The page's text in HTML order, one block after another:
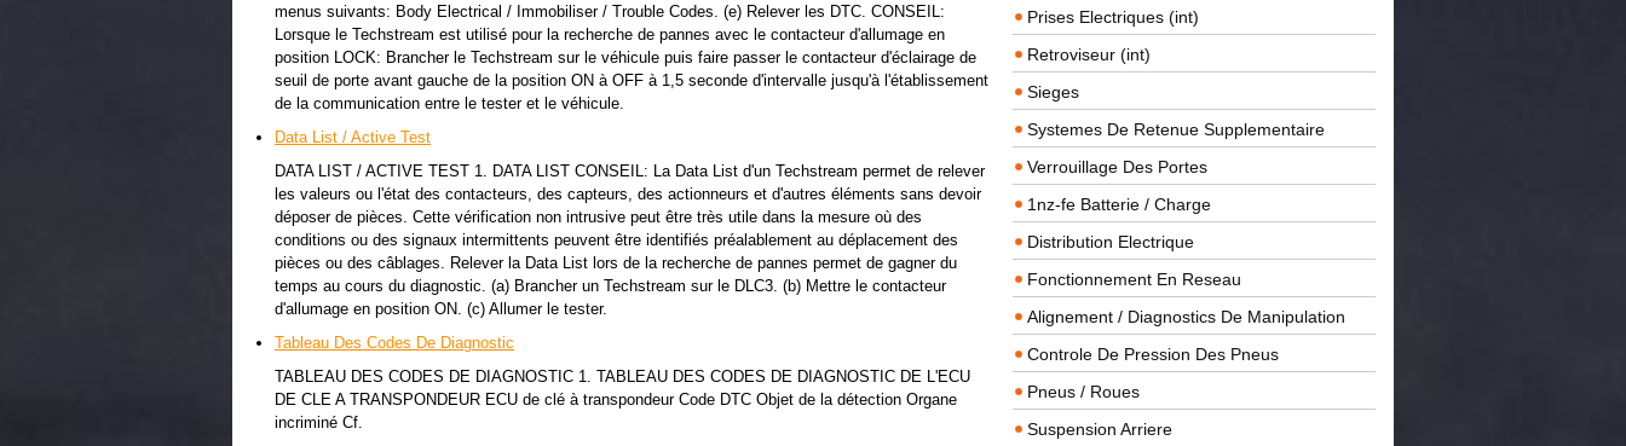
menus suivants: Body Electrical / Immobiliser / Trouble Codes. (e) Relever les DTC. CONSEIL:
Lorsque le Techstream est utilisé pour la recherche de pannes avec le contacteur d'allumage en
position LOCK: Brancher le Techstream sur le véhicule puis faire passer le contacteur d'éclairage de
seuil de porte avant gauche de la position ON à OFF à 1,5 seconde d'intervalle jusqu'à l'établissement
de la communication entre le tester et le véhicule.
Data List / Active Test
DATA LIST / ACTIVE TEST 1. DATA LIST CONSEIL: La Data List d'un Techstream permet de relever
les valeurs ou l'état des contacteurs, des capteurs, des actionneurs et d'autres éléments sans devoir
déposer de pièces. Cette vérification non intrusive peut être très utile dans la mesure où des
conditions ou des signaux intermittents peuvent être identifiés préalablement au déplacement des
pièces ou des câblages. Relever la Data List lors de la recherche de pannes permet de gagner du
temps au cours du diagnostic. (a) Brancher un Techstream sur le DLC3. (b) Mettre le contacteur
d'allumage en position ON. (c) Allumer le tester.
Tableau Des Codes De Diagnostic
TABLEAU DES CODES DE DIAGNOSTIC 1. TABLEAU DES CODES DE DIAGNOSTIC DE L'ECU
DE CLE A TRANSPONDEUR ECU de clé à transpondeur Code DTC Objet de la détection Organe
incriminé Cf.
Prises Electriques (int)
Retroviseur (int)
Sieges
Systemes De Retenue Supplementaire
Verrouillage Des Portes
1nz-fe Batterie / Charge
Distribution Electrique
Fonctionnement En Reseau
Alignement / Diagnostics De Manipulation
Controle De Pression Des Pneus
Pneus / Roues
Suspension Arriere